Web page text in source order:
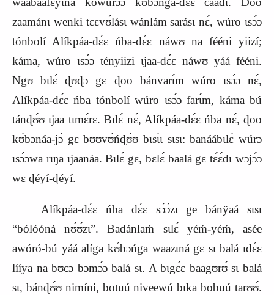
zaamánɩ wenki tɛɛvʊ́lásɩ wánlám sarásɩ nɛ́, wúro ɩsɔ́ɔ
tónbolí Alíkpáa-dɛ́ɛ ńba-dɛ́ɛ náwʊ na fééni yiizí;
káma, wúro ɩsɔ́ɔ tényiizi ɩjaa‑dɛ́ɛ náwʊ yáá fééni.
Ngʊ bɩlɛ́ ɖʊɖɔ gɛ ɖoo bánvarɩ́m wúro ɩsɔ́ɔ nɛ́,
Alíkpáa-dɛ́ɛ ńba tónbolí wúro ɩsɔ́ɔ farɩ́m, káma bú
tánɖʊ́ʊ ɩjaa tɩmɛ́rɛ. Bɩlɛ́ nɛ́, Alíkpáa-dɛ́ɛ ńba nɛ́, ɖoo
kʊ́bɔnáa-jɔ́ gɛ bʊʊvʊ́ńɖʊ́ʊ bɩsɩ́ɩ sɩsɩ: banáábɩlɛ́ wúrɔ
ɩsɔ́ɔwa rɩŋa ɩjaanáa. Bɩlɛ́ gɛ, bɛlɛ́ baalá gɛ tɛ́ɛ́dɩ wɔjɔ́ɔ
wɛ ɖéyí-ɖéyí.
Alíkpáa-dɛ́ɛ ńba dɛ́ɛ sɔ́ɔ́zɩ ge bánÿaá sɩsɩ
“bólóóná nʊ́ʊ́zɩ”. Badánlaḿ sɩlɛ́ yéḿ-yéḿ, asée
awóró-bú yáá alíga kʊ́bɔńga waazɩná gɛ sɩ balá ɩdɛ́ɛ
lííya na bʊcɔ bɔmɔ́ɔ balá sɩ. A bɩgɛ́ɛ baagʊrʊ́ sɩ balá
sɩ, bánɖʊ́ʊnimíni, botuú niveewú bɩka bobuú tarʊʊ́.